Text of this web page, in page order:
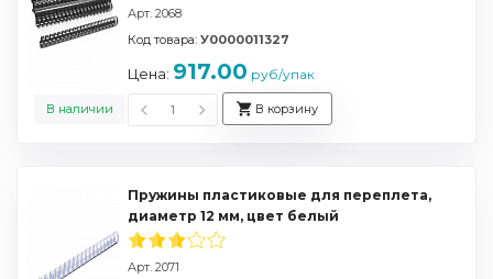
Арт. 2068
В наличии
Код товара: У0000011327
Цена: 917.00 руб/упак
В корзину
Пружины пластиковые для переплета,
диаметр 12 мм, цвет белый
Арт. 2071